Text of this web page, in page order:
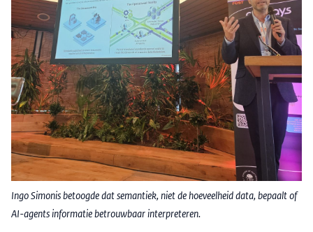
Ingo Simonis betoogde dat semantiek, niet de hoeveelheid data, bepaalt of
AI-agents informatie betrouwbaar interpreteren.